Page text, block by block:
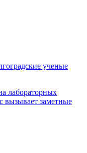
ученые
лабораторных
вызывает заметные